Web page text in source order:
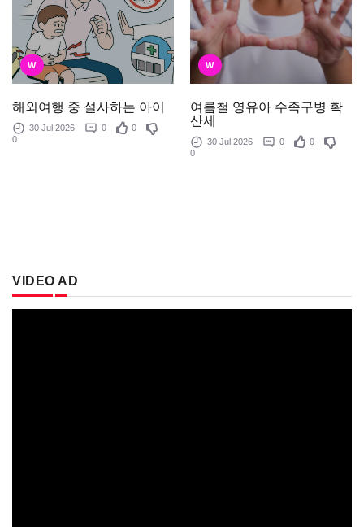
W
해외여행 중 설사하는 아이
30 Jul 2026 0
0
0
W
여름철 영유아 수족구병 확
산세
30 Jul 2026 0
0
0
VIDEO AD